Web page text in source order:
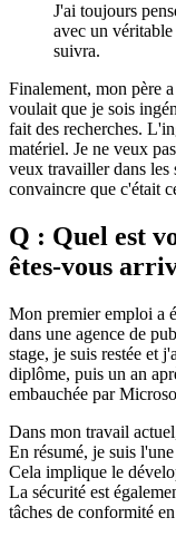
J'ai toujours
avec un
suivra.
Finalement, mon père
voulait que je sois
fait des recherches.
matériel. Je ne veux
veux travailler dans les
convaincre que c'était
Q : Quel est
êtes-vous
Mon premier emploi a
dans une agence de
stage, je suis restée et
diplôme, puis un an
embauchée par
Dans mon travail
En résumé, je suis
Cela implique le
La sécurité est
tâches de conformité